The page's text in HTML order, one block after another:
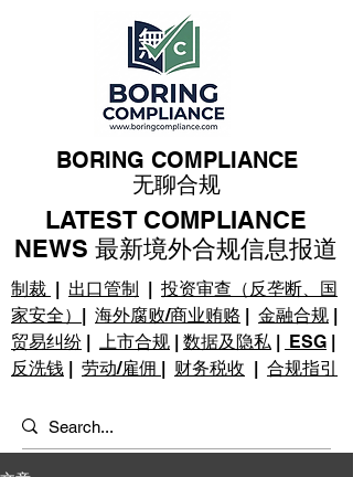
制裁 | 出口管制 | 投资审查（反垄断、国
家安全） | 海外腐败/商业贿赂 | 金融合规 |
贸易纠纷 | 上市合规 | 数据及隐私 | ESG |
反洗钱 | 劳动/雇佣 | 财务税收 | 合规指引
BORING COMPLIANCE
无聊合规
LATEST COMPLIANCE
NEWS 最新境外合规信息报道